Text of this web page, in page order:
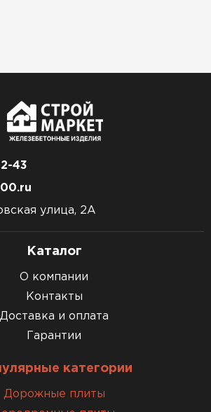
43
улица, 2А
Каталог
О компании
Контакты
Доставка и оплата
Гарантии
категории
Дорожные плиты